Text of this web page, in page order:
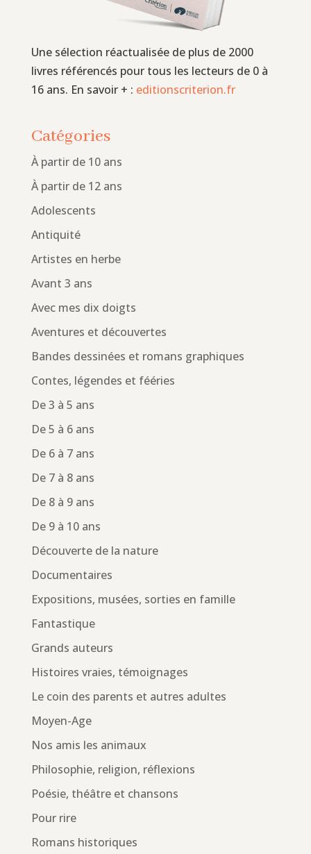
Une sélection réactualisée de plus de 2000
livres référencés pour tous les lecteurs de 0 à
16 ans. En savoir + : editionscriterion.fr
Catégories
À partir de 10 ans
À partir de 12 ans
Adolescents
Antiquité
Artistes en herbe
Avant 3 ans
Avec mes dix doigts
Aventures et découvertes
Bandes dessinées et romans graphiques
Contes, légendes et fééries
De 3 à 5 ans
De 5 à 6 ans
De 6 à 7 ans
De 7 à 8 ans
De 8 à 9 ans
De 9 à 10 ans
Découverte de la nature
Documentaires
Expositions, musées, sorties en famille
Fantastique
Grands auteurs
Histoires vraies, témoignages
Le coin des parents et autres adultes
Moyen-Age
Nos amis les animaux
Philosophie, religion, réflexions
Poésie, théâtre et chansons
Pour rire
Romans historiques